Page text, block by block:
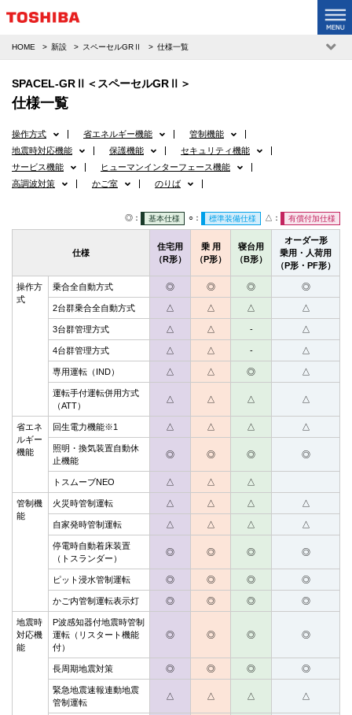
HOME 新設 スペーセルGRⅡ 仕様一覧
SPACEL-GRⅡ＜スペーセルGRⅡ＞
仕様一覧
操作方式 省エネルギー機能
管制機能
地震時対応機能
保護機能
セキュリティ機能
サービス機能
ヒューマンインターフェース機能
高調波対策
かご室 のりば
◎： 基本仕様 ○： 標準装備仕様 △： 有償付加仕様
仕様
住宅用
（R形）
乗 用
（P形）
寝台用
（B形）
オーダー形
乗用・人荷用
（P形・PF形）
操作方
式
乗合全自動方式 ◎ ◎ ◎ ◎
2台群乗合全自動方式 △ △ △ △
3台群管理方式 △ △ - △
4台群管理方式 △ △ - △
専用運転（IND） △ △ ◎ △
運転手付運転併用方式
（ATT）
△ △ △ △
省エネ
ルギー
機能
回生電力機能※1 △ △ △ △
照明・換気装置自動休
止機能
◎ ◎ ◎ ◎
トスムーブNEO △ △ △
管制機
能
火災時管制運転 △ △ △ △
自家発時管制運転 △ △ △ △
停電時自動着床装置
（トスランダー）
◎ ◎ ◎ ◎
ピット浸水管制運転 ◎ ◎ ◎ ◎
かご内管制運転表示灯 ◎ ◎ ◎ ◎
地震時
対応機
能
P波感知器付地震時管制
運転（リスタート機能
付）
◎ ◎ ◎ ◎
長周期地震対策 ◎ ◎ ◎ ◎
緊急地震速報連動地震
管制運転
△ △ △ △